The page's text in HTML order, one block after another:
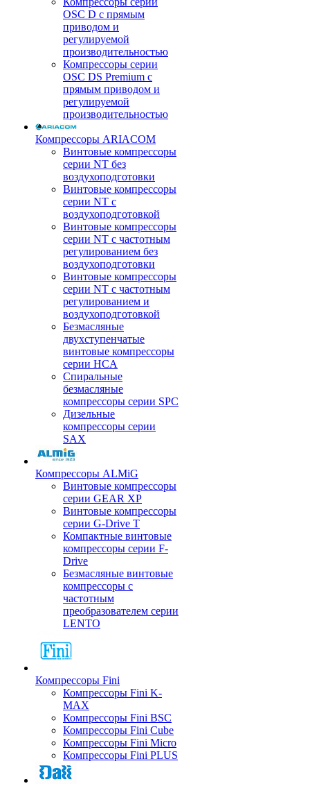
OSC D с прямым
приводом и
регулируемой
производительностью
Компрессоры серии
OSC DS Premium с
прямым приводом и
регулируемой
производительностью
Компрессоры ARIACOM
Винтовые компрессоры
серии NT без
воздухоподготовки
Винтовые компрессоры
серии NT c
воздухоподготовкой
Винтовые компрессоры
серии NT с частотным
регулированием без
воздухоподготовки
Винтовые компрессоры
серии NT с частотным
регулированием и
воздухоподготовкой
Безмасляные
двухступенчатые
винтовые компрессоры
серии HCA
Спиральные
безмасляные
компрессоры серии SPC
Дизельные
компрессоры серии
SAX
Компрессоры ALMiG
Винтовые компрессоры
серии GEAR XP
Винтовые компрессоры
серии G-Drive T
Компактные винтовые
компрессоры серии F-
Drive
Безмасляные винтовые
компрессоры с
частотным
преобразователем серии
LENTO
Компрессоры Fini
Компрессоры Fini K-
MAX
Компрессоры Fini BSC
Компрессоры Fini Cube
Компрессоры Fini Micro
Компрессоры Fini PLUS